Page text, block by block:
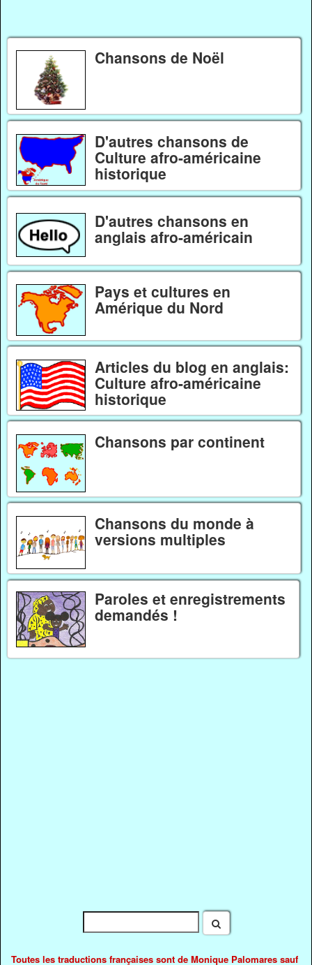
Chansons de Noël
D'autres chansons de
Culture afro-américaine
historique
D'autres chansons en
anglais afro-américain
Pays et cultures en
Amérique du Nord
Articles du blog en anglais:
Culture afro-américaine
historique
Chansons par continent
Chansons du monde à
versions multiples
Paroles et enregistrements
demandés !
Toutes les traductions françaises sont de Monique Palomares sauf